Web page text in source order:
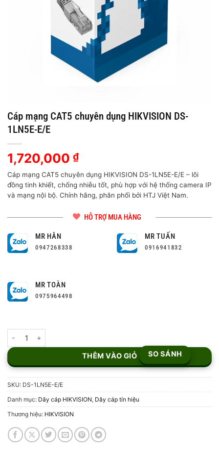
Cáp mạng CAT5 chuyên dụng HIKVISION DS-
1LN5E-E/E
1,720,000 ₫
Cáp mạng CAT5 chuyên dụng HIKVISION DS-1LN5E-E/E – lõi
đồng tinh khiết, chống nhiễu tốt, phù hợp với hệ thống camera IP
và mạng nội bộ. Chính hãng, phân phối bởi HTJ Việt Nam.
HỖ TRỢ MUA HÀNG
MR HÂN
0947268338
MR TUẤN
0916941832
MR TOÀN
0975964498
THÊM VÀO GIỎ SO SÁNH
SKU: DS-1LN5E-E/E
Danh mục: Dây cáp HIKVISION, Dây cáp tín hiệu
Thương hiệu: HIKVISION